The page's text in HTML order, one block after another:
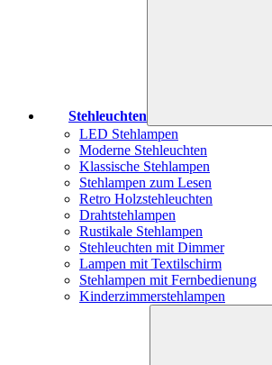
Stehleuchten
LED Stehlampen
Moderne Stehleuchten
Klassische Stehlampen
Stehlampen zum Lesen
Retro Holzstehleuchten
Drahtstehlampen
Rustikale Stehlampen
Stehleuchten mit Dimmer
Lampen mit Textilschirm
Stehlampen mit Fernbedienung
Kinderzimmerstehlampen